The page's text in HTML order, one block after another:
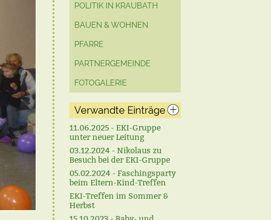
POLITIK IN KRAUBATH
BAUEN & WOHNEN
PFARRE
PARTNERGEMEINDE
FOTOGALERIE
Verwandte Einträge
11.06.2025 - EKI-Gruppe
unter neuer Leitung
03.12.2024 - Nikolaus zu
Besuch bei der EKI-Gruppe
05.02.2024 - Faschingsparty
beim Eltern-Kind-Treffen
EKI-Treffen im Sommer &
Herbst